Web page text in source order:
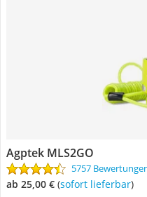
Agptek MLS2GO
5757
ab 25,00 € ( Sofort lieferbar)